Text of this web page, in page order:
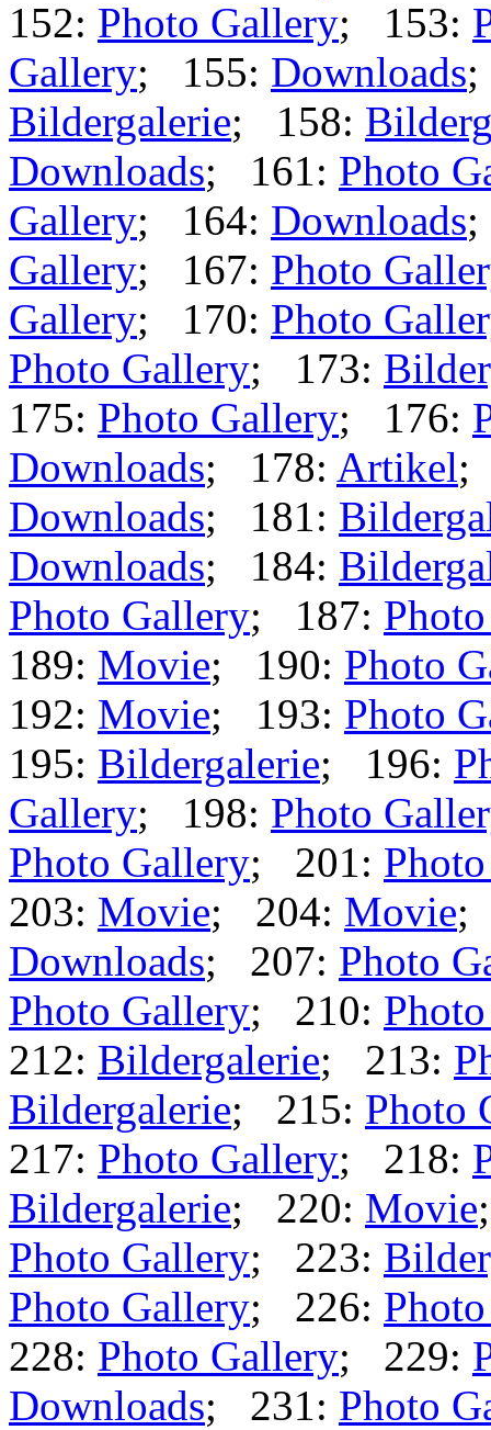
152: Photo Gallery; 153:
Gallery; 155: Downloads
Bildergalerie; 158:
Downloads; 161: Photo
Gallery; 164: Downloads
Gallery; 167: Photo
Gallery; 170: Photo
Photo Gallery; 173:
175: Photo Gallery; 176:
Downloads; 178: Artikel;
Downloads; 181:
Downloads; 184:
Photo Gallery; 187:
189: Movie; 190: Photo
192: Movie; 193: Photo
195: Bildergalerie; 196:
Gallery; 198: Photo
Photo Gallery; 201:
203: Movie; 204: Movie;
Downloads; 207: Photo
Photo Gallery; 210:
212: Bildergalerie; 213:
Bildergalerie; 215: Photo
217: Photo Gallery; 218:
Bildergalerie; 220: Movie
Photo Gallery; 223:
Photo Gallery; 226:
228: Photo Gallery; 229:
Downloads; 231: Photo